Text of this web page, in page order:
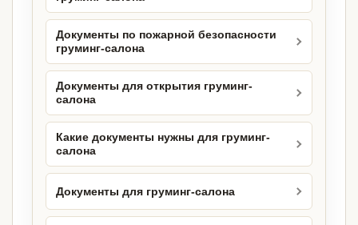
Документы по пожарной безопасности
груминг-салона
Документы для открытия груминг-
салона
Какие документы нужны для груминг-
салона
Документы для груминг-салона